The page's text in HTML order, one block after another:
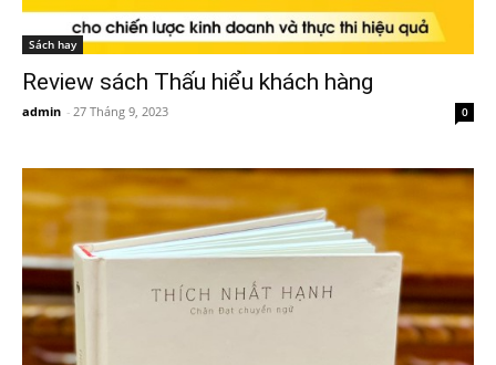
Sách hay
Review sách Thấu hiểu khách hàng
admin - 27 Tháng 9, 2023 0